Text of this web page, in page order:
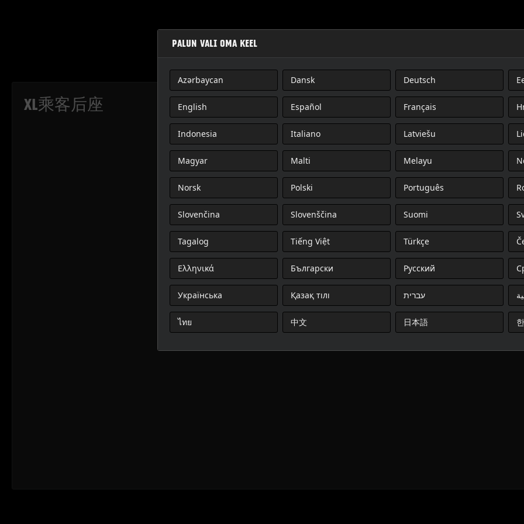
XL乘客后座
PALUN VALI OMA KEEL
Azərbaycan Dansk Deutsch
English Español Français
Indonesia Italiano Latviešu
Magyar Malti Melayu
Norsk Polski Português
Slovenčina Slovenščina Suomi
Tagalog Tiếng Việt Türkçe
Ελληνικά Български Русский
Українська Қазақ тілі עברית
ไทย 中文 日本語